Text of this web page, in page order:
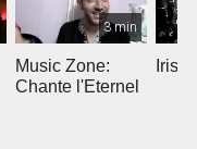
3 min
Music Zone:
Chante l'Eternel
Irish